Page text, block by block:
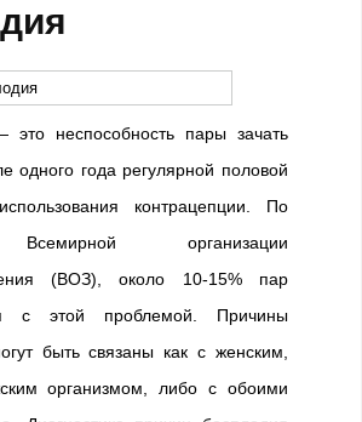
это неспособность пары зачать
одного года регулярной половой
контрацепции. По
организации
(ВОЗ), около 10-15% пар
с этой проблемой. Причины
быть связаны как с женским,
организмом, либо с обоими